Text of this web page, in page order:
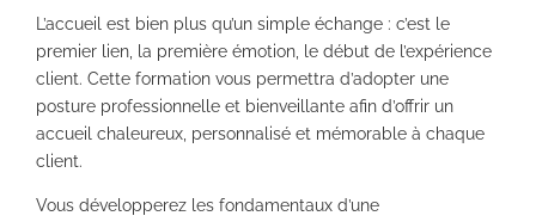
L’accueil est bien plus qu’un simple échange : c’est le
premier lien, la première émotion, le début de l’expérience
client. Cette formation vous permettra d’adopter une
posture professionnelle et bienveillante afin d’offrir un
accueil chaleureux, personnalisé et mémorable à chaque
client.
Vous développerez les fondamentaux d’une